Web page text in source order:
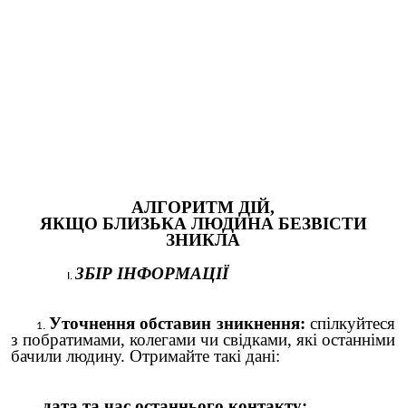
АЛГОРИТМ ДІЙ,
ЯКЩО БЛИЗЬКА ЛЮДИНА БЕЗВІСТИ
ЗНИКЛА
ЗБІР ІНФОРМАЦІЇ
Уточнення обставин зникнення: спілкуйтеся
з побратимами, колегами чи свідками, які останніми
бачили людину. Отримайте такі дані: